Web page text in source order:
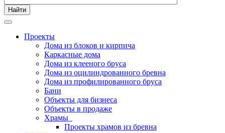
Найти
Проекты
Дома из блоков и кирпича
Каркасные дома
Дома из клееного бруса
Дома из оцилиндрованного бревна
Дома из профилированного бруса
Бани
Объекты для бизнеса
Объекты в продаже
Храмы
Проекты храмов из бревна